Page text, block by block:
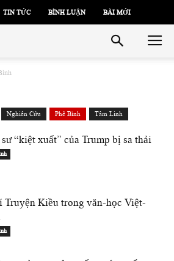
TIN TỨC BÌNH LUẬN BÀI MỚI
Nghiên Cứu Phê Bình Tâm Linh
“kiệt xuất” của Trump bị sa thải
Truyện Kiều trong văn-học Việt-